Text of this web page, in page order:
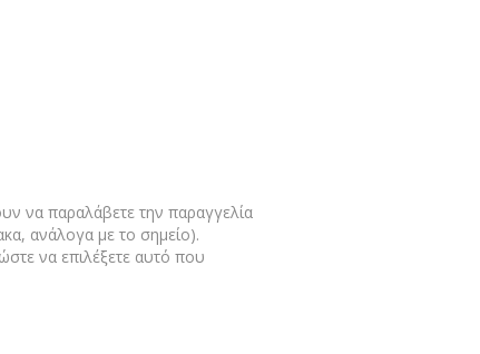
να παραλάβετε την παραγγελία
ανάλογα με το σημείο).
να επιλέξετε αυτό που